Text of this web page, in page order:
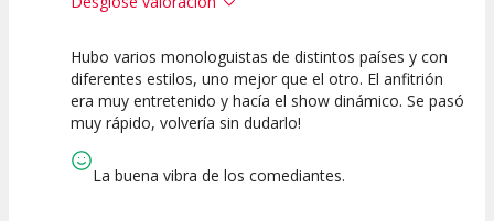
10
Calidad del
Espectáculo
10
Puesta en
Escena
10
Interpretación
artística
Hubo varios monologuistas de distintos países y con
diferentes estilos, uno mejor que el otro. El anfitrión
era muy entretenido y hacía el show dinámico. Se pasó
muy rápido, volvería sin dudarlo!
La buena vibra de los comediantes.